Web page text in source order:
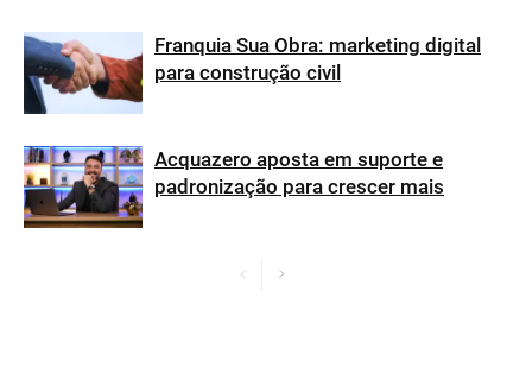
Franquia Sua Obra: marketing digital
para construção civil
Acquazero aposta em suporte e
padronização para crescer mais